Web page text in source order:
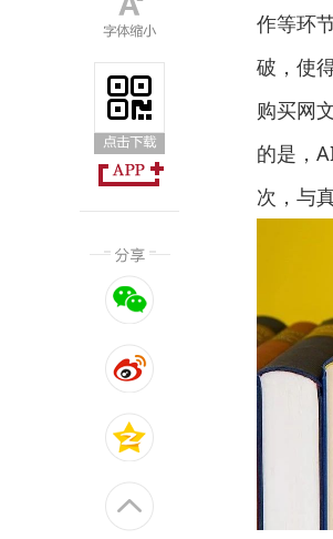
作等环
破，使
购买网
的是，
次，与